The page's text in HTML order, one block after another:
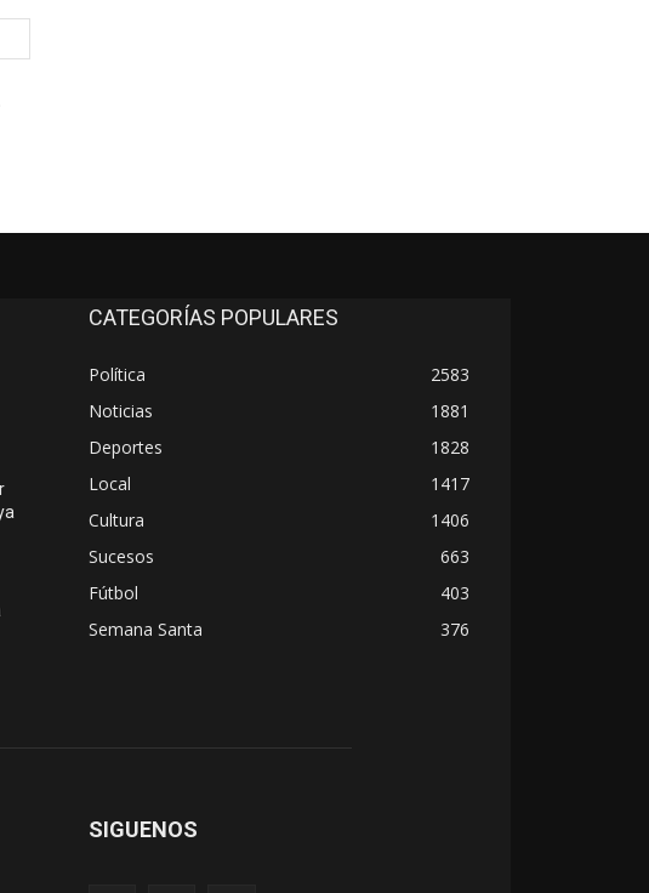
web:
CATEGORÍAS POPULARES
Política
2583
Noticias
1881
Deportes
1828
Local
1417
Cultura
1406
Sucesos
663
Fútbol
403
Semana Santa
376
SIGUENOS